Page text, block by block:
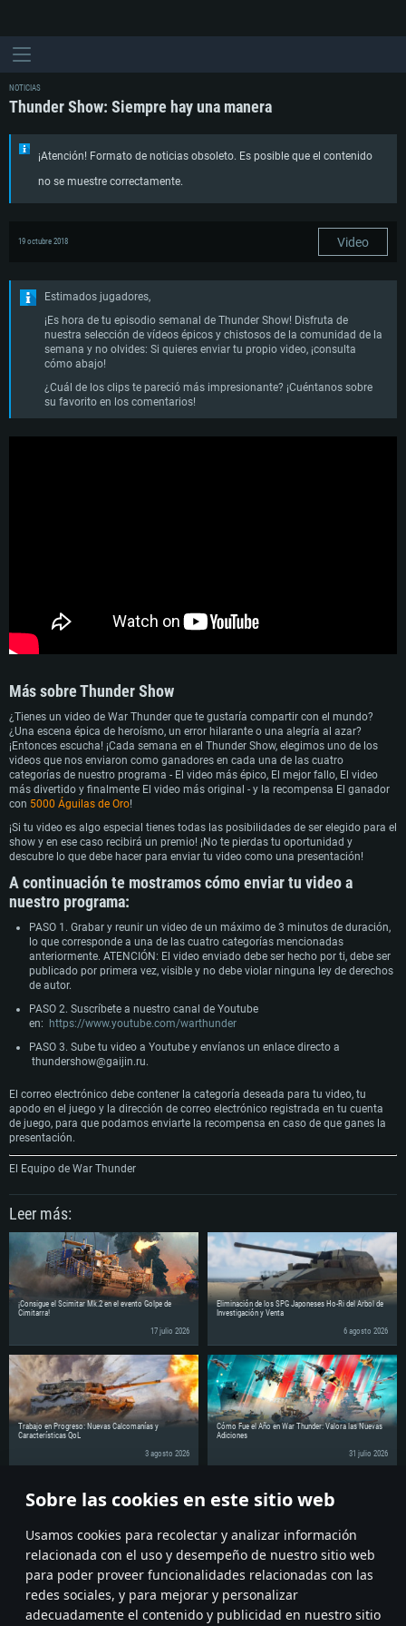
Sobre las cookies en este sitio web
Usamos cookies para recolectar y analizar información
relacionada con el uso y desempeño de nuestro sitio web
para poder proveer funcionalidades relacionadas con las
redes sociales, y para mejorar y personalizar
adecuadamente el contenido y publicidad en nuestro sitio
REQUISITOS DE SISTEMA
Para PC
Para MAC
Para Linux
Mínimo
SO: Windows 10 (64 bits)
Memoria: 4 GB
Tarjeta de Video: Tarjeta de vídeo de nivel DirectX 11: AMD Radeon 77XX / NVIDIA
GeForce GTX 660. La resolución mínima admitida para el juego es 720p.
Red: Conexión a Internet de banda ancha
Disco Duro: 23.1 GB (Cliente Mínimo)
Recomendado
SO: Windows 10/11 (64 bits)
Memoria: 16 GB y superior
Tarjeta de Video: Tarjeta de vídeo de nivel DirectX 11 o superior y controladores:
Nvidia GeForce 1060 y superior, Radeon RX 570 y superior
Red: Conexión a Internet de banda ancha
Disco Duro: 75.9 GB (Cliente Completo)
Mínimo
SO: Mac OS Big Sur 11.0 o posterior
Memoria: 6 GB
Tarjeta de Vídeo: Intel Iris Pro 5200 (Mac), o análoga de AMD/Nvidia para Mac. La
resolución mínima admitida para el juego es 720p con soporte Metal.
Red: Conexión a Internet de banda ancha
Disco Duro: 22.1 GB (Cliente Mínimo)
Recomendado
SO: Mac OS Big Sur 11.0 o posterior
Memoria: 8 GB
Tarjeta de Vídeo: Radeon Vega II o superior compatible con Metal.
Red: Conexión a Internet de banda ancha
Disco Duro: 62.2 GB (Cliente Completo)
Mínimo
SO: La mayoría de las distribuciones Linux modernas de 64 bits
Memoria: 4 GB
Tarjeta de Vídeo: NVIDIA 660 con los últimos controladores propios (no más de 6
meses) / AMD similar con los últimos controladores propios (no más de 6 meses; la
resolución mínima admitida para el juego es 720p) con soporte Vulkan.
Red: Conexión a Internet de banda ancha
Disco Duro: 22.1 GB (Cliente Mínimo)
Recomendado
Procesador: Intel Core i7
Memoria: 16 GB
Tarjeta de Vídeo: NVIDIA 1060 con los últimos controladores propietarios (no más
de 6 meses) / AMD similar (Radeon RX 570) con los últimos controladores
propietarios (no más de 6 meses) con soporte Vulkan.
Disco Duro: 62.2 GB (Cliente Completo)
NOTICIAS
Thunder Show: Siempre hay una manera
¡Atención! Formato de noticias obsoleto. Es posible que el contenido
no se muestre correctamente.
19 octubre 2018 Video
Estimados jugadores,
¡Es hora de tu episodio semanal de Thunder Show! Disfruta de
nuestra selección de vídeos épicos y chistosos de la comunidad de la
semana y no olvides: Si quieres enviar tu propio video, ¡consulta
cómo abajo!
¿Cuál de los clips te pareció más impresionante? ¡Cuéntanos sobre
su favorito en los comentarios!
Más sobre Thunder Show
¿Tienes un video de War Thunder que te gustaría compartir con el mundo?
¿Una escena épica de heroísmo, un error hilarante o una alegría al azar?
¡Entonces escucha! ¡Cada semana en el Thunder Show, elegimos uno de los
videos que nos enviaron como ganadores en cada una de las cuatro
categorías de nuestro programa - El video más épico, El mejor fallo, El video
más divertido y finalmente El video más original - y la recompensa El ganador
con 5000 Águilas de Oro!
¡Si tu video es algo especial tienes todas las posibilidades de ser elegido para el
show y en ese caso recibirá un premio! ¡No te pierdas tu oportunidad y
descubre lo que debe hacer para enviar tu video como una presentación!
A continuación te mostramos cómo enviar tu video a
nuestro programa:
PASO 1. Grabar y reunir un video de un máximo de 3 minutos de duración,
lo que corresponde a una de las cuatro categorías mencionadas
anteriormente. ATENCIÓN: El video enviado debe ser hecho por ti, debe ser
publicado por primera vez, visible y no debe violar ninguna ley de derechos
de autor.
PASO 2. Suscríbete a nuestro canal de Youtube
en: https://www.youtube.com/warthunder
PASO 3. Sube tu video a Youtube y envíanos un enlace directo a​
thundershow@gaijin.ru.
El correo electrónico debe contener la categoría deseada para tu video, tu
apodo en el juego y la dirección de correo electrónico registrada en tu cuenta
de juego, para que podamos enviarte la recompensa en caso de que ganes la
presentación.
El Equipo de War Thunder
Leer más:
¡Consigue el Scimitar Mk.2 en el evento Golpe de
Cimitarra!
17 julio 2026
Eliminación de los SPG Japoneses Ho-Ri del Árbol de
Investigación y Venta
6 agosto 2026
Trabajo en Progreso: Nuevas Calcomanías y
Características QoL
3 agosto 2026
Cómo Fue el Año en War Thunder: Valora las Nuevas
Adiciones
31 julio 2026
¡Comparte la noticia con tus amigos!
Discuss on the Forums